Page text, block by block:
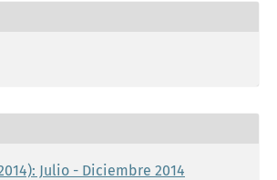
Julio - Diciembre 2014